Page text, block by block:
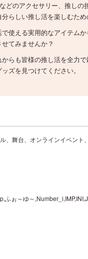
のアクセサリー、推しの
らしい推し活を楽しむため
使える実用的なアイテム
てみませんか？
らも皆様の推し活を全力
ズを見つけてください。
、舞台、オンラインイベント
ぉ～ゆ～